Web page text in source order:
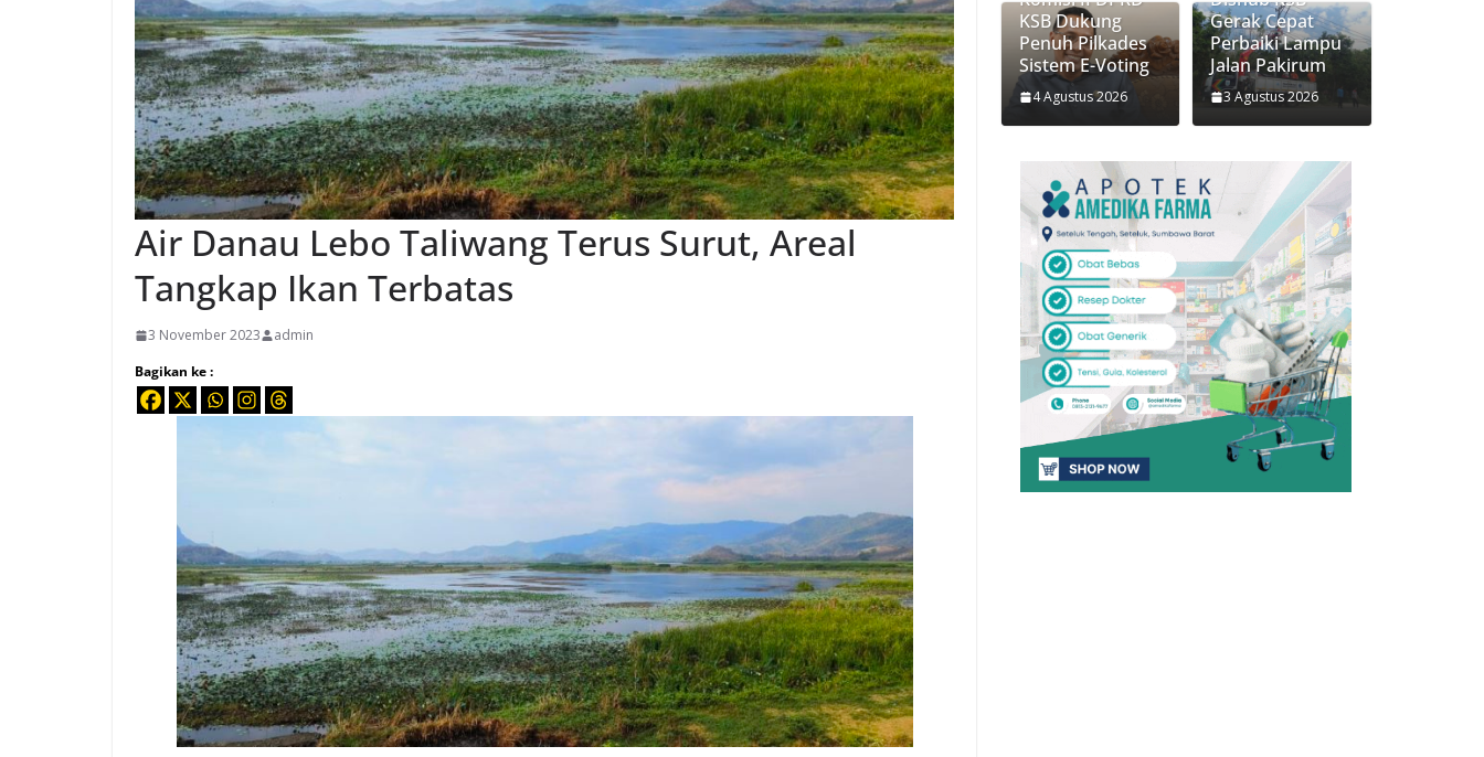
Air Danau Lebo Taliwang Terus Surut, Areal
Tangkap Ikan Terbatas
3 November 2023
admin
Bagikan ke :
KSB Dukung
Penuh Pilkades
Sistem E-Voting
4 Agustus 2026
Gerak Cepat
Perbaiki Lampu
Jalan Pakirum
3 Agustus 2026